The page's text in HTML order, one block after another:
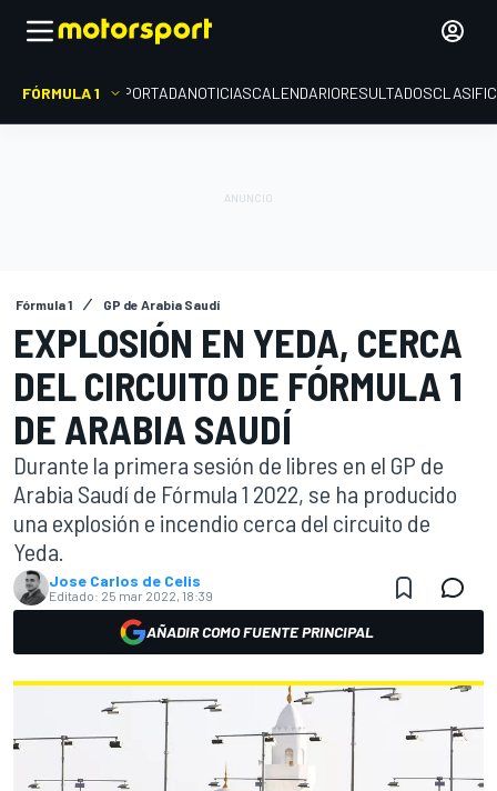
FÓRMULA 1 PORTADANOTICIASCALENDARIORESULTADOS
Fórmula 1 GP de Arabia Saudí
EXPLOSIÓN EN YEDA, CERCA
DEL CIRCUITO DE FÓRMULA 1
DE ARABIA SAUDÍ
Durante la primera sesión de libres en el GP de
Arabia Saudí de Fórmula 1 2022, se ha producido
una explosión e incendio cerca del circuito de
Yeda.
Jose Carlos de Celis
Editado: 25 mar 2022, 18:39
AÑADIR COMO FUENTE PRINCIPAL